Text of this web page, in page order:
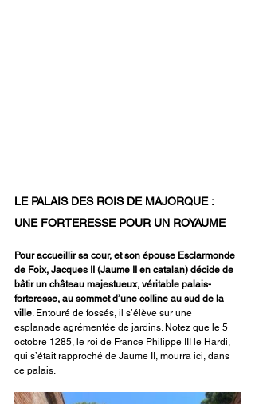
LE PALAIS DES ROIS DE MAJORQUE :
UNE FORTERESSE POUR UN ROYAUME
Pour accueillir sa cour, et son épouse Esclarmonde
de Foix, Jacques II (Jaume II en catalan) décide de
bâtir un château majestueux, véritable palais-
forteresse, au sommet d’une colline au sud de la
ville. Entouré de fossés, il s’élève sur une
esplanade agrémentée de jardins. Notez que le 5
octobre 1285, le roi de France Philippe III le Hardi,
qui s’était rapproché de Jaume II, mourra ici, dans
ce palais.